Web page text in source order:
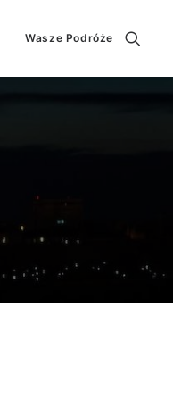
Wasze Podróże